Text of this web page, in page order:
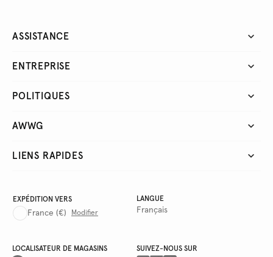
ASSISTANCE
ENTREPRISE
POLITIQUES
AWWG
LIENS RAPIDES
EXPÉDITION VERS
France (€) Modifier
LANGUE
Français
LOCALISATEUR DE MAGASINS SUIVEZ-NOUS SUR